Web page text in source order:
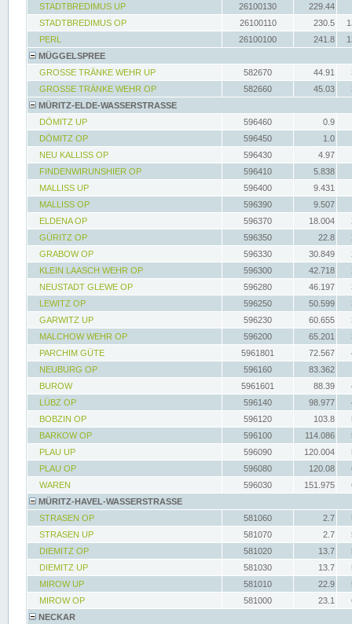
STADTBREDIMUS UP
26100130
229.44
STADTBREDIMUS OP
26100110 230.5
PERL
26100100 241.8
MÜGGELSPREE
GROSSE TRÄNKE WEHR UP
582670 44.91
GROSSE TRÄNKE WEHR OP
582660 45.03
MÜRITZ-ELDE-WASSERSTRASSE
DÖMITZ UP
596460 0.9
DÖMITZ OP
596450 1.0
NEU KALLISS OP
596430 4.97
FINDENWIRUNSHIER OP
596410 5.838
MALLISS UP
596400 9.431
MALLISS OP
596390 9.507
ELDENA OP
596370 18.004
GÜRITZ OP
596350 22.8
GRABOW OP
596330 30.849
KLEIN LAASCH WEHR OP
596300 42.718
NEUSTADT GLEWE OP
596280 46.197
LEWITZ OP
596250 50.599
GARWITZ UP
596230 60.655
MALCHOW WEHR OP
596200 65.201
PARCHIM GÜTE
5961801 72.567
NEUBURG OP
596160
83.362
BUROW
5961601 88.39
LÜBZ OP
596140 98.977
BOBZIN OP
596120 103.8
BARKOW OP
596100 114.086
PLAU UP
596090 120.004
PLAU OP
596080 120.08
WAREN
596030 151.975
MÜRITZ-HAVEL-WASSERSTRASSE
STRASEN OP
581060 2.7
STRASEN UP
581070 2.7
DIEMITZ OP
581020 13.7
DIEMITZ UP
581030 13.7
MIROW UP
581010 22.9
MIROW OP
581000 23.1
NECKAR